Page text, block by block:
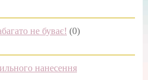
не буває! (0)
нанесення